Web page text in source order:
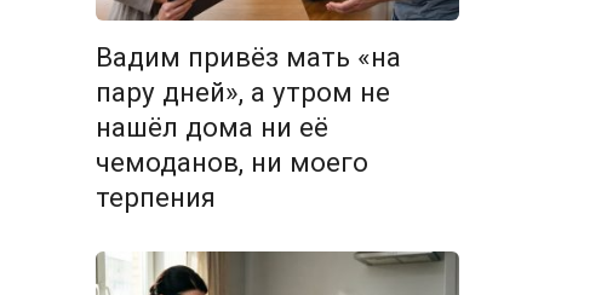
Вадим привёз мать «на
пару дней», а утром не
нашёл дома ни её
чемоданов, ни моего
терпения